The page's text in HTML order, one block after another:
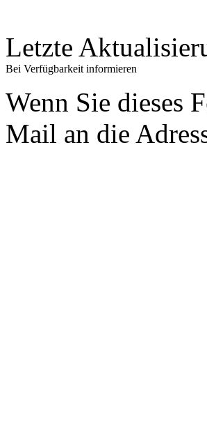
Letzte
Bei Verfügbarkeit informieren
Wenn Sie dieses
Mail an die